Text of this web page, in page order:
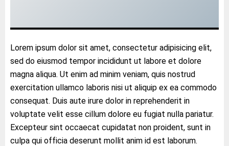
Lorem ipsum dolor sit amet, consectetur adipisicing elit,
sed do eiusmod tempor incididunt ut labore et dolore
magna aliqua. Ut enim ad minim veniam, quis nostrud
exercitation ullamco laboris nisi ut aliquip ex ea commodo
consequat. Duis aute irure dolor in reprehenderit in
voluptate velit esse cillum dolore eu fugiat nulla pariatur.
Excepteur sint occaecat cupidatat non proident, sunt in
culpa qui officia deserunt mollit anim id est laborum.